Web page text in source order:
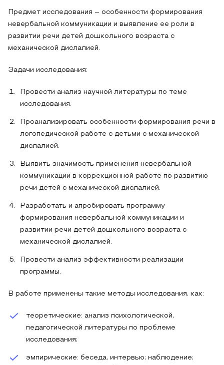
Предмет исследования – особенности формирования
невербальной коммуникации и выявление ее роли в
развитии речи детей дошкольного возраста с
механической дислалией.
Задачи исследования:
Провести анализ научной литературы по теме
исследования.
Проанализировать особенности формирования речи в
логопедической работе с детьми с механической
дислалией.
Выявить значимость применения невербальной
коммуникации в коррекционной работе по развитию
речи детей с механической дислалией.
Разработать и апробировать программу
формирования невербальной коммуникации и
развитии речи детей дошкольного возраста с
механической дислалией.
Провести анализ эффективности реализации
программы.
В работе применены такие методы исследования, как:
теоретические: анализ психологической,
педагогической литературы по проблеме
исследования;
эмпирические: беседа, интервью; наблюдение;